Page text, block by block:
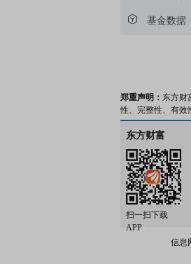
基金数据
郑重声明： 东方财
性、完整性、有效
东方财富
扫一扫下载
APP
信息